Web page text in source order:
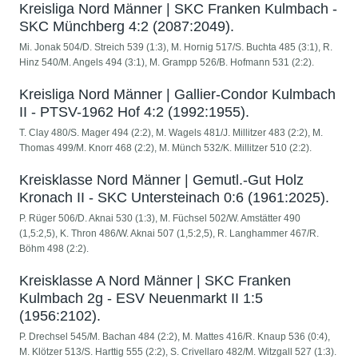
Kreisliga Nord Männer | SKC Franken Kulmbach -
SKC Münchberg 4:2 (2087:2049).
Mi. Jonak 504/D. Streich 539 (1:3), M. Hornig 517/S. Buchta 485 (3:1), R.
Hinz 540/M. Angels 494 (3:1), M. Grampp 526/B. Hofmann 531 (2:2).
Kreisliga Nord Männer | Gallier-Condor Kulmbach
II - PTSV-1962 Hof 4:2 (1992:1955).
T. Clay 480/S. Mager 494 (2:2), M. Wagels 481/J. Millitzer 483 (2:2), M.
Thomas 499/M. Knorr 468 (2:2), M. Münch 532/K. Millitzer 510 (2:2).
Kreisklasse Nord Männer | Gemutl.-Gut Holz
Kronach II - SKC Untersteinach 0:6 (1961:2025).
P. Rüger 506/D. Aknai 530 (1:3), M. Füchsel 502/W. Amstätter 490
(1,5:2,5), K. Thron 486/W. Aknai 507 (1,5:2,5), R. Langhammer 467/R.
Böhm 498 (2:2).
Kreisklasse A Nord Männer | SKC Franken
Kulmbach 2g - ESV Neuenmarkt II 1:5
(1956:2102).
P. Drechsel 545/M. Bachan 484 (2:2), M. Mattes 416/R. Knaup 536 (0:4),
M. Klötzer 513/S. Harttig 555 (2:2), S. Crivellaro 482/M. Witzgall 527 (1:3).